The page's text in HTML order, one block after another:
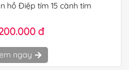
hồ Điệp tím 15 cành tím
đ
ngay